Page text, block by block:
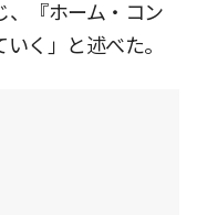
、『ホーム・コン
く」と述べた。